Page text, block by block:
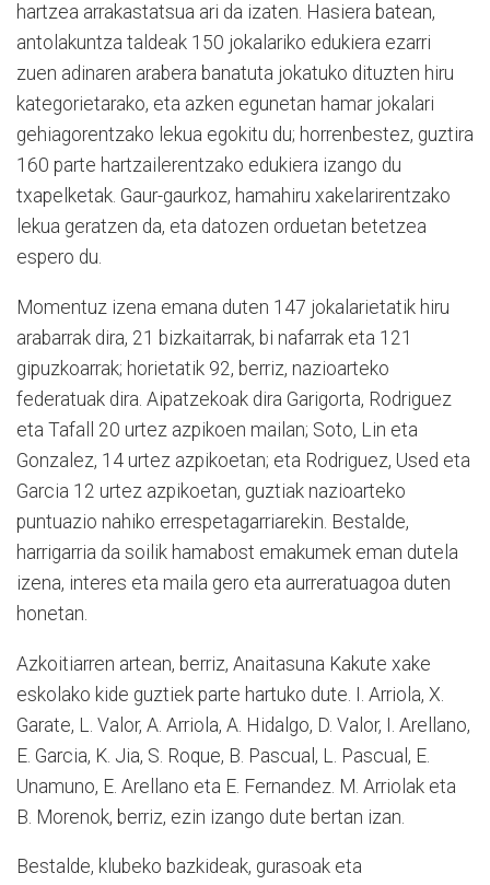
hartzea arrakastatsua ari da izaten. Hasiera batean,
antolakuntza taldeak 150 jokalariko edukiera ezarri
zuen adinaren arabera banatuta jokatuko dituzten hiru
kategorietarako, eta azken egunetan hamar jokalari
gehiagorentzako lekua egokitu du; horrenbestez, guztira
160 parte hartzailerentzako edukiera izango du
txapelketak. Gaur-gaurkoz, hamahiru xakelarirentzako
lekua geratzen da, eta datozen orduetan betetzea
espero du.
Momentuz izena emana duten 147 jokalarietatik hiru
arabarrak dira, 21 bizkaitarrak, bi nafarrak eta 121
gipuzkoarrak; horietatik 92, berriz, nazioarteko
federatuak dira. Aipatzekoak dira Garigorta, Rodriguez
eta Tafall 20 urtez azpikoen mailan; Soto, Lin eta
Gonzalez, 14 urtez azpikoetan; eta Rodriguez, Used eta
Garcia 12 urtez azpikoetan, guztiak nazioarteko
puntuazio nahiko errespetagarriarekin. Bestalde,
harrigarria da soilik hamabost emakumek eman dutela
izena, interes eta maila gero eta aurreratuagoa duten
honetan.
Azkoitiarren artean, berriz, Anaitasuna Kakute xake
eskolako kide guztiek parte hartuko dute. I. Arriola, X.
Garate, L. Valor, A. Arriola, A. Hidalgo, D. Valor, I. Arellano,
E. Garcia, K. Jia, S. Roque, B. Pascual, L. Pascual, E.
Unamuno, E. Arellano eta E. Fernandez. M. Arriolak eta
B. Morenok, berriz, ezin izango dute bertan izan.
Bestalde, klubeko bazkideak, gurasoak eta